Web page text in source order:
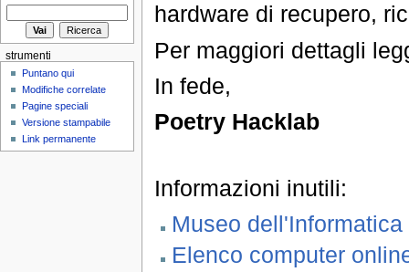
hardware di recupero,
Per maggiori dettagli
In fede,
Poetry Hacklab
Informazioni inutili:
Museo
Elenco computer
strumenti
Puntano qui
Modifiche correlate
Pagine speciali
Versione stampabile
Link permanente